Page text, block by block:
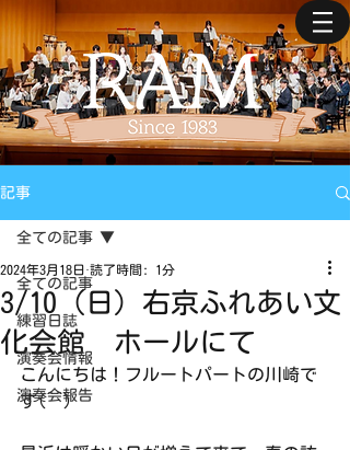
記事
全ての記事
練習日誌
演奏会情報
演奏会報告
全ての記事
3/10（日）右京ふれあい文
化会館 ホールにて
2024年3月18日 読了時間: 1分
こんにちは！フルートパートの川崎で
す(^^)